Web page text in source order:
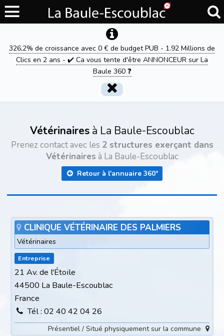
326,2% de croissance avec 0 € de budget PUB - 1.92 Millions de
Clics en 2 ans - ✔️ Ca vous tente d'être ANNONCEUR sur La
Baule 360 ❓
Vétérinairesà La Baule-Escoublac
Prenez contact avec les 2 structures exerçant dans
Vétérinaires à La Baule-Escoublac
Retour à l'annuaire 360°
CLINIQUE VÉTÉRINAIRE DES PALMIERS
Vétérinaires
Entreprise
21 Av. de l'Étoile
44500 La Baule-Escoublac
France
Tél : 02 40 42 04 26
Présentiel / Situé physiquement sur la commune